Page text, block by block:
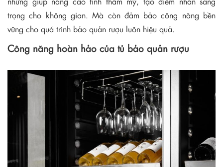
trọng cho không gian. Mà còn đảm bảo công năng bền
vững cho quá trình bảo quản rượu luôn hiệu quả.
Công năng hoàn hảo của tủ bảo quản rượu